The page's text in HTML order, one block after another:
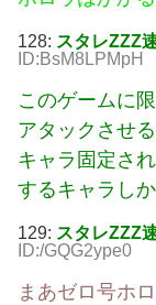
128: スタレZZZ
ID:BsM8LPMpH
このゲームに
アタックさせ
キャラ固定さ
するキャラし
129: スタレZZZ
ID:/GQG2ype0
まあゼロ号ホ